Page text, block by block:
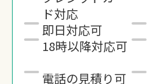
ド対応
即日対応可
18時以降対応可
電話の見積り可